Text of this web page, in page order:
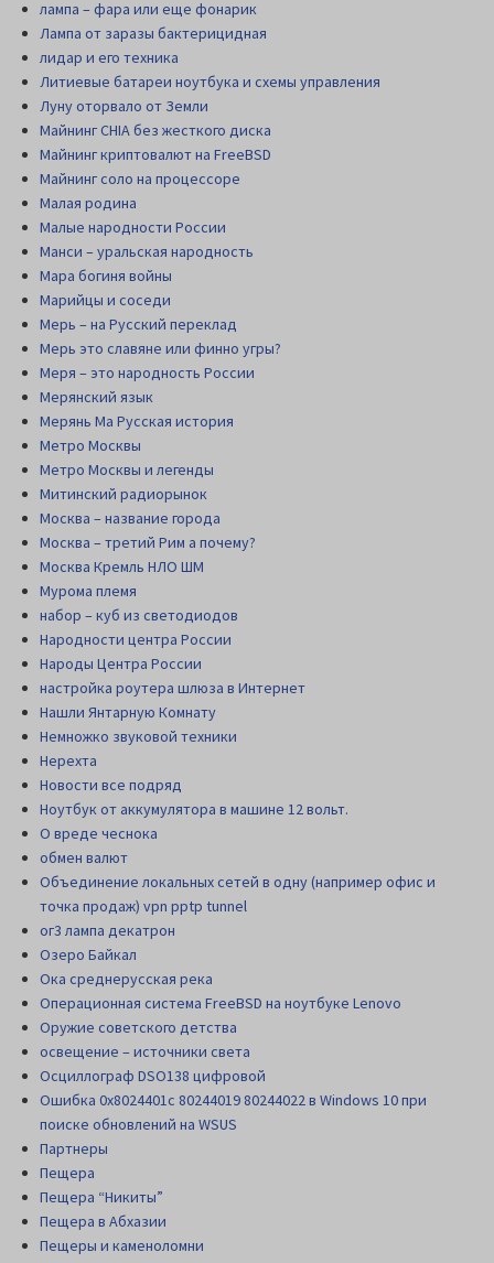
лампа – фара или еще фонарик
Лампа от заразы бактерицидная
лидар и его техника
Литиевые батареи ноутбука и схемы управления
Луну оторвало от Земли
Майнинг CHIA без жесткого диска
Майнинг криптовалют на FreeBSD
Майнинг соло на процессоре
Малая родина
Малые народности России
Манси – уральская народность
Мара богиня войны
Марийцы и соседи
Мерь – на Русский переклад
Мерь это славяне или финно угры?
Меря – это народность России
Мерянский язык
Мерянь Ма Русская история
Метро Москвы
Метро Москвы и легенды
Митинский радиорынок
Москва – название города
Москва – третий Рим а почему?
Москва Кремль НЛО ШМ
Мурома племя
набор – куб из светодиодов
Народности центра России
Народы Центра России
настройка роутера шлюза в Интернет
Нашли Янтарную Комнату
Немножко звуковой техники
Нерехта
Новости все подряд
Ноутбук от аккумулятора в машине 12 вольт.
О вреде чеснока
обмен валют
Объединение локальных сетей в одну (например офис и
точка продаж) vpn pptp tunnel
ог3 лампа декатрон
Озеро Байкал
Ока среднерусская река
Операционная система FreeBSD на ноутбуке Lenovo
Оружие советского детства
освещение – источники света
Осциллограф DSO138 цифровой
Ошибка 0x8024401c 80244019 80244022 в Windows 10 при
поиске обновлений на WSUS
Партнеры
Пещера
Пещера “Никиты”
Пещера в Абхазии
Пещеры и каменоломни